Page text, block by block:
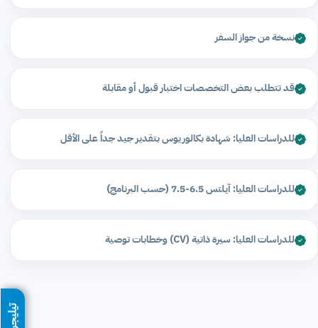
نسخة من جواز السفر
قد تتطلب بعض التخصصات اختبار قبول أو مقابلة
للدراسات العليا: شهادة بكالوريوس بتقدير جيد جداً على الأقل
للدراسات العليا: آيلتس 6.5-7.5 (حسب البرنامج)
للدراسات العليا: سيرة ذاتية (CV) وخطابات توصية